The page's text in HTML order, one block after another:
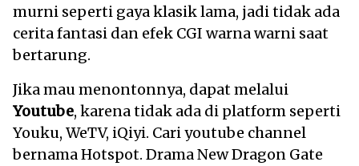
murni seperti gaya klasik lama, jadi tidak ada
cerita fantasi dan efek CGI warna warni saat
bertarung.
Jika mau menontonnya, dapat melalui
Youtube, karena tidak ada di platform seperti
Youku, WeTV, iQiyi. Cari youtube channel
bernama Hotspot. Drama New Dragon Gate